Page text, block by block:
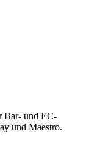
Bar- und EC-
und Maestro.